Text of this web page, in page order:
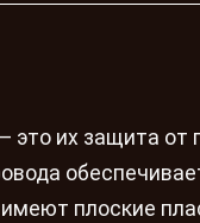
их защита от
плоские